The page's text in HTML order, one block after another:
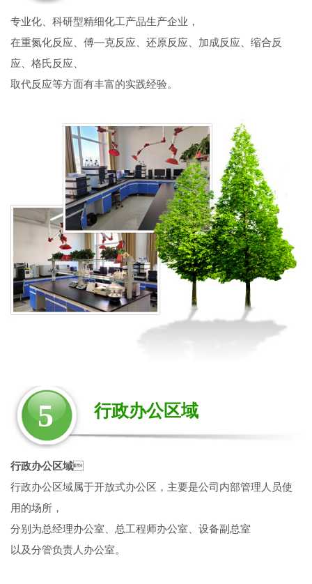
专业化、科研型精细化工产品生产企业，
在重氮化反应、傅—克反应、还原反应、加成反应、缩合反
应、格氏反应、
取代反应等方面有丰富的实践经验。
5 行政办公区域
行政办公区域
行政办公区域属于开放式办公区，主要是公司内部管理人员使
用的场所，
分别为总经理办公室、总工程师办公室、设备副总室
以及分管负责人办公室。